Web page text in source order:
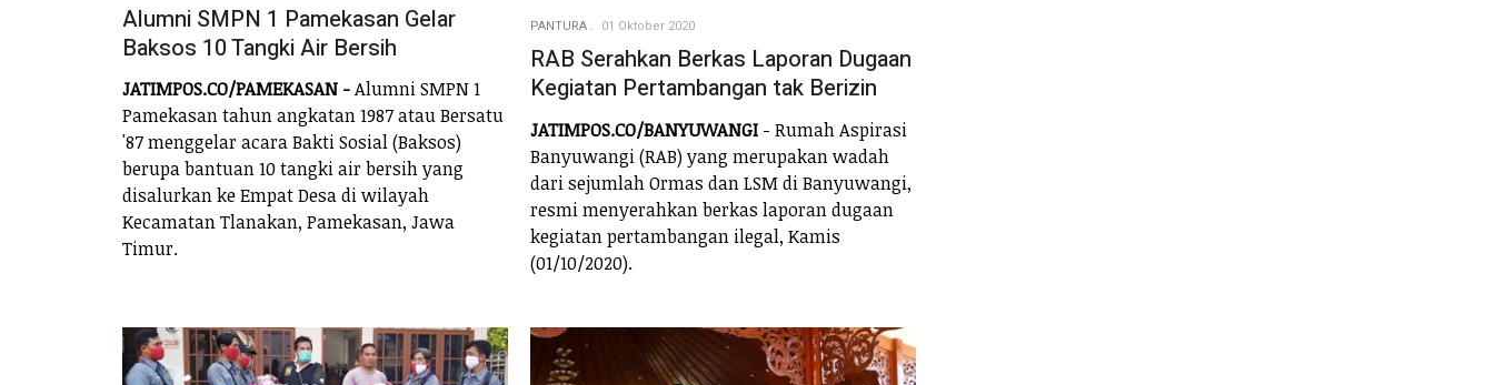
Alumni SMPN 1 Pamekasan Gelar
Baksos 10 Tangki Air Bersih
JATIMPOS.CO/PAMEKASAN -Alumni SMPN 1
Pamekasan tahun angkatan 1987 atau Bersatu
'87 menggelar acara Bakti Sosial (Baksos)
berupa bantuan 10 tangki air bersih yang
disalurkan ke Empat Desa di wilayah
Kecamatan Tlanakan, Pamekasan, Jawa
Timur.
PANTURA 01 Oktober 2020
RAB Serahkan Berkas Laporan Dugaan
Kegiatan Pertambangan tak Berizin
JATIMPOS.CO/BANYUWANGI - Rumah Aspirasi
Banyuwangi (RAB) yang merupakan wadah
dari sejumlah Ormas dan LSM di Banyuwangi,
resmi menyerahkan berkas laporan dugaan
kegiatan pertambangan ilegal, Kamis
(01/10/2020).